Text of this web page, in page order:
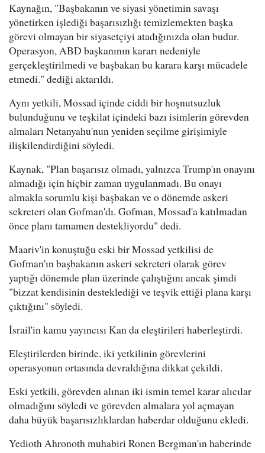
Kaynağın, "Başbakanın ve siyasi yönetimin savaşı
yönetirken işlediği başarısızlığı temizlemekten başka
görevi olmayan bir siyasetçiyi atadığınızda olan budur.
Operasyon, ABD başkanının kararı nedeniyle
gerçekleştirilmedi ve başbakan bu karara karşı mücadele
etmedi." dediği aktarıldı.
Aynı yetkili, Mossad içinde ciddi bir hoşnutsuzluk
bulunduğunu ve teşkilat içindeki bazı isimlerin görevden
almaları Netanyahu'nun yeniden seçilme girişimiyle
ilişkilendirdiğini söyledi.
Kaynak, "Plan başarısız olmadı, yalnızca Trump'ın onayını
almadığı için hiçbir zaman uygulanmadı. Bu onayı
almakla sorumlu kişi başbakan ve o dönemde askeri
sekreteri olan Gofman'dı. Gofman, Mossad'a katılmadan
önce planı tamamen destekliyordu" dedi.
Maariv'in konuştuğu eski bir Mossad yetkilisi de
Gofman'ın başbakanın askeri sekreteri olarak görev
yaptığı dönemde plan üzerinde çalıştığını ancak şimdi
"bizzat kendisinin desteklediği ve teşvik ettiği plana karşı
çıktığını" söyledi.
İsrail'in kamu yayıncısı Kan da eleştirileri haberleştirdi.
Eleştirilerden birinde, iki yetkilinin görevlerini
operasyonun ortasında devraldığına dikkat çekildi.
Eski yetkili, görevden alınan iki ismin temel karar alıcılar
olmadığını söyledi ve görevden almalara yol açmayan
daha büyük başarısızlıklardan haberdar olduğunu ekledi.
Yedioth Ahronoth muhabiri Ronen Bergman'ın haberinde